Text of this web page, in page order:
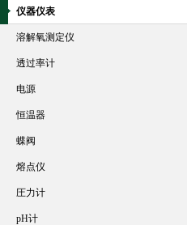
仪器仪表
溶解氧测定仪
透过率计
电源
恒温器
蝶阀
熔点仪
圧力计
pH计